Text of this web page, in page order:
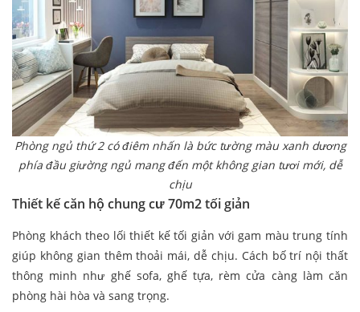
Phòng ngủ thứ 2 có điêm nhấn là bức tường màu xanh dương
phía đầu giường ngủ mang đến một không gian tươi mới, dễ
chịu
Thiết kế căn hộ chung cư 70m2 tối giản
Phòng khách theo lối thiết kế tối giản với gam màu trung tính
giúp không gian thêm thoải mái, dễ chịu. Cách bố trí nội thất
thông minh như ghế sofa, ghế tựa, rèm cửa càng làm căn
phòng hài hòa và sang trọng.